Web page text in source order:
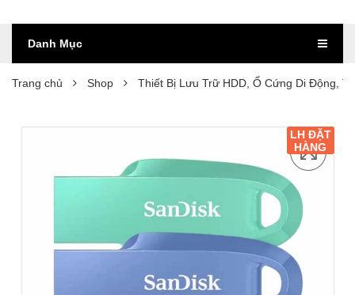
Danh Mục
Trang chủ Shop Thiết Bị Lưu Trữ HDD, Ổ Cứng Di Động,
LH ĐẶT
HÀNG